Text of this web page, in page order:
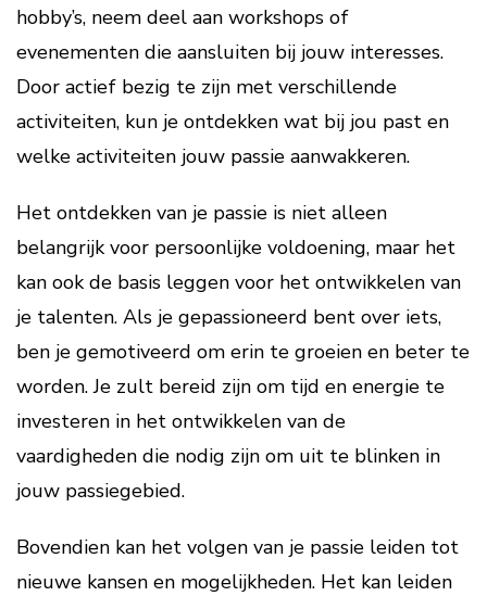
hobby’s, neem deel aan workshops of
evenementen die aansluiten bij jouw interesses.
Door actief bezig te zijn met verschillende
activiteiten, kun je ontdekken wat bij jou past en
welke activiteiten jouw passie aanwakkeren.
Het ontdekken van je passie is niet alleen
belangrijk voor persoonlijke voldoening, maar het
kan ook de basis leggen voor het ontwikkelen van
je talenten. Als je gepassioneerd bent over iets,
ben je gemotiveerd om erin te groeien en beter te
worden. Je zult bereid zijn om tijd en energie te
investeren in het ontwikkelen van de
vaardigheden die nodig zijn om uit te blinken in
jouw passiegebied.
Bovendien kan het volgen van je passie leiden tot
nieuwe kansen en mogelijkheden. Het kan leiden